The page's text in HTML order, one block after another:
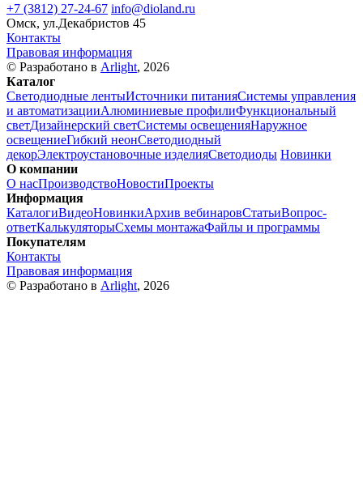
+7 (3812) 27-24-67 info@dioland.ru
Омск, ул.Декабристов 45
Контакты
Правовая информация
© Разработано в Arlight, 2026
Каталог
Светодиодные лентыИсточники питанияСистемы управления
и автоматизацииАлюминиевые профилиФункциональный
светДизайнерский светСистемы освещенияНаружное
освещениеГибкий неонСветодиодный
декорЭлектроустановочные изделияСветодиоды Новинки
О компании
О насПроизводствоНовостиПроекты
Информация
КаталогиВидеоНовинкиАрхив вебинаровСтатьиВопрос-
ответКалькуляторыСхемы монтажаФайлы и программы
Покупателям
Контакты
Правовая информация
© Разработано в Arlight, 2026